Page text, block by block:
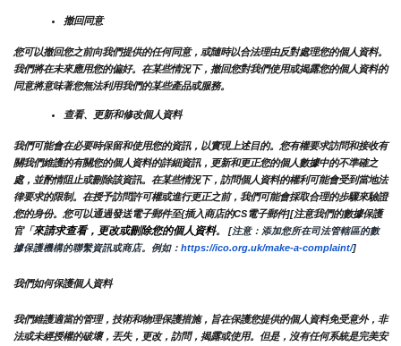
撤回同意
您可以撤回您之前向我們提供的任何同意，或隨時以合法理由反對處理您的個人資料。
我們將在未來應用您的偏好。在某些情況下，撤回您對我們使用或揭露您的個人資料的
同意將意味著您無法利用我們的某些產品或服務。
查看、更新和修改個人資料
我們可能會在必要時保留和使用您的資訊，以實現上述目的。您有權要求訪問和接收有
關我們維護的有關您的個人資料的詳細資訊，更新和更正您的個人數據中的不準確之
處，並酌情阻止或刪除該資訊。在某些情況下，訪問個人資料的權利可能會受到當地法
律要求的限制。在授予訪問許可權或進行更正之前，我們可能會採取合理的步驟來驗證
您的身份。您可以通過發送電子郵件至{插入商店的CS電子郵件][注意我們的數據保護
官「來請求查看，更改或刪除您的個人資料。
[注意：添加您所在司法管轄區的數
據保護機構的聯繫資訊或商店。例如： https://ico.org.uk/make-a-complaint/]
我們如何保護個人資料
我們維護適當的管理，技術和物理保護措施，旨在保護您提供的個人資料免受意外，非
法或未經授權的破壞，丟失，更改，訪問，揭露或使用。但是，沒有任何系統是完美安